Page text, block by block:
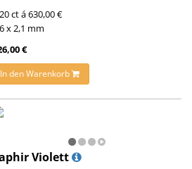
ct á 630,00 €
x 2,1 mm
€
In den Warenkorb
Violett